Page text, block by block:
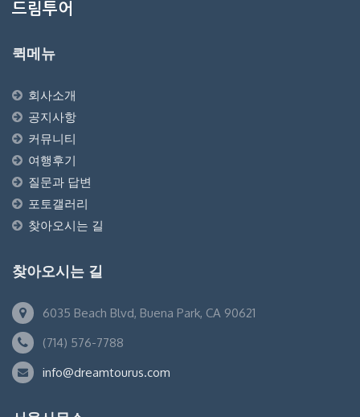
드림투어
퀵메뉴
회사소개
공지사항
커뮤니티
여행후기
질문과 답변
포토갤러리
찾아오시는 길
찾아오시는 길
6035 Beach Blvd, Buena Park, CA 90621
(714) 576-7788
info@dreamtourus.com